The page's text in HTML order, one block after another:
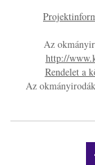
Az
http://
Rendelet a
Az